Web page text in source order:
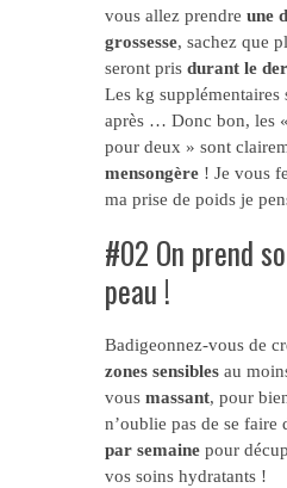
vous allez prendre une
grossesse, sachez que
seront pris durant le
Les kg supplémentaires
après … Donc bon, les
pour deux » sont
mensongère! Je vous
ma prise de poids je
#02 On prend
peau !
Badigeonnez-vous de
zones sensiblesau
vous massant, pour
n’oublie pas de se faire
par semainepour
vos soins hydratants !